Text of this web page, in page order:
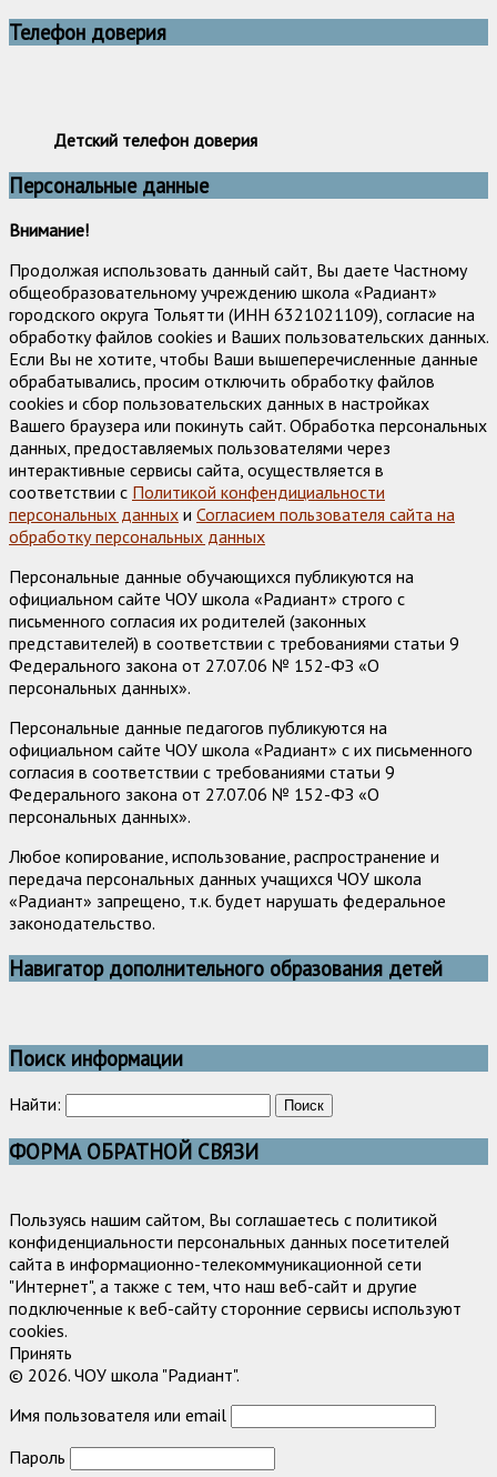
Телефон доверия
Детский телефон доверия
Персональные данные
Внимание!
Продолжая использовать данный сайт, Вы даете Частному
общеобразовательному учреждению школа «Радиант»
городского округа Тольятти (ИНН 6321021109), согласие на
обработку файлов cookies и Ваших пользовательских данных.
Если Вы не хотите, чтобы Ваши вышеперечисленные данные
обрабатывались, просим отключить обработку файлов
cookies и сбор пользовательских данных в настройках
Вашего браузера или покинуть сайт. Обработка персональных
данных, предоставляемых пользователями через
интерактивные сервисы сайта, осуществляется в
соответствии с Политикой конфендициальности
персональных данных и Согласием пользователя сайта на
обработку персональных данных
Персональные данные обучающихся публикуются на
официальном сайте ЧОУ школа «Радиант» строго с
письменного согласия их родителей (законных
представителей) в соответствии с требованиями статьи 9
Федерального закона от 27.07.06 № 152-ФЗ «О
персональных данных».
Персональные данные педагогов публикуются на
официальном сайте ЧОУ школа «Радиант» с их письменного
согласия в соответствии с требованиями статьи 9
Федерального закона от 27.07.06 № 152-ФЗ «О
персональных данных».
Любое копирование, использование, распространение и
передача персональных данных учащихся ЧОУ школа
«Радиант» запрещено, т.к. будет нарушать федеральное
законодательство.
Навигатор дополнительного образования детей
Поиск информации
Найти:
ФОРМА ОБРАТНОЙ СВЯЗИ
Пользуясь нашим сайтом, Вы соглашаетесь с политикой
конфиденциальности персональных данных посетителей
сайта в информационно-телекоммуникационной сети
"Интернет", а также с тем, что наш веб-сайт и другие
подключенные к веб-сайту сторонние сервисы используют
cookies.
Принять
© 2026. ЧОУ школа "Радиант".
Имя пользователя или email
Пароль